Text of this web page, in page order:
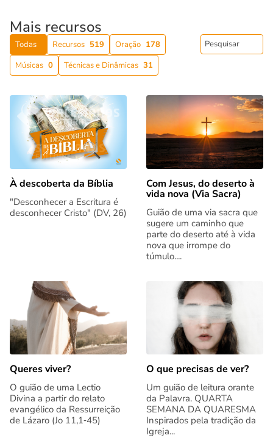
Mais recursos
Todas Recursos 519 Oração 178
Músicas 0 Técnicas e Dinâmicas 31
À descoberta da Bíblia
"Desconhecer a Escritura é
desconhecer Cristo" (DV, 26)
Com Jesus, do deserto à
vida nova (Via Sacra)
Guião de uma via sacra que
sugere um caminho que
parte do deserto até à vida
nova que irrompe do
túmulo....
Queres viver?
O guião de uma Lectio
Divina a partir do relato
evangélico da Ressurreição
de Lázaro (Jo 11,1‑45)
O que precisas de ver?
Um guião de leitura orante
da Palavra. QUARTA
SEMANA DA QUARESMA
Inspirados pela tradição da
Igreja...